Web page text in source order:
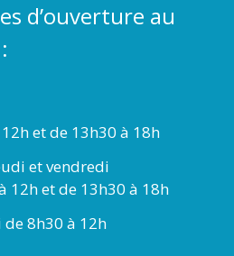
d’ouverture au
et de 13h30 à 18h
et vendredi
12h et de 13h30 à 18h
8h30 à 12h